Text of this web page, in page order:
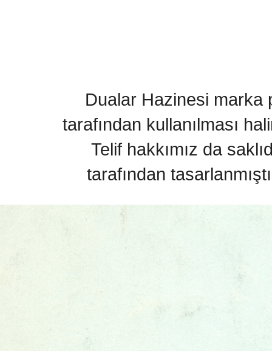
Dualar Hazinesi marka
tarafından kullanılması
Telif hakkımız da
tarafından